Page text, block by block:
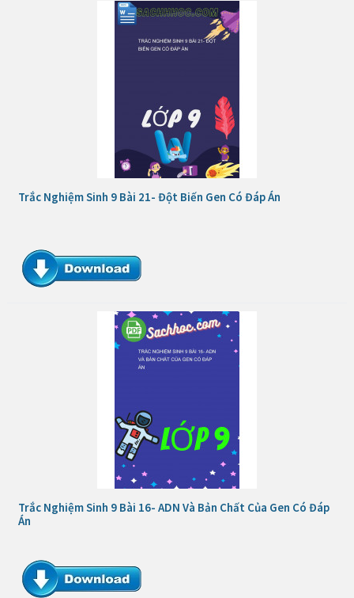
Trắc Nghiệm Sinh 9 Bài 21- Đột Biến Gen Có Đáp Án
Trắc Nghiệm Sinh 9 Bài 16- ADN Và Bản Chất Của Gen Có Đáp
Án